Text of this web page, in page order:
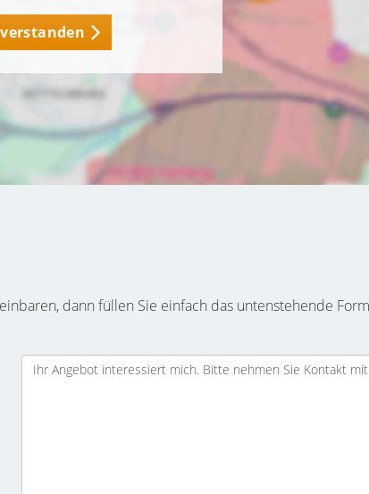
dann füllen Sie einfach das untenstehende